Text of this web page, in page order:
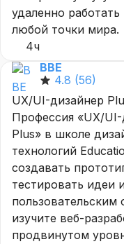
удаленно
любой точки мира.
4ч
BBE
4.8 (56)
UX/UI-дизайнер
Профессия «UX/UI-
Plus» в школе
технологий
создавать
тестировать идеи
изучите веб-
продвинутом